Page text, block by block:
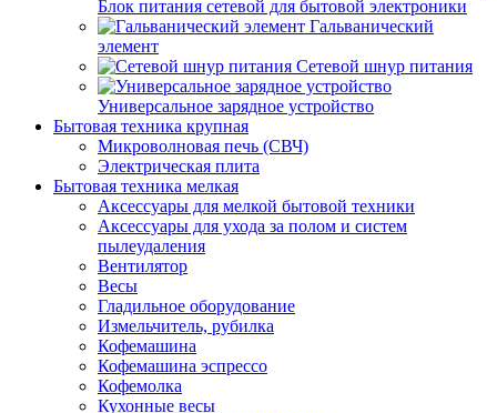
Блок питания сетевой для бытовой электроники
Гальванический
элемент
Сетевой шнур питания
Универсальное зарядное устройство
Бытовая техника крупная
Микроволновая печь (СВЧ)
Электрическая плита
Бытовая техника мелкая
Аксессуары для мелкой бытовой техники
Аксессуары для ухода за полом и систем
пылеудаления
Вентилятор
Весы
Гладильное оборудование
Измельчитель, рубилка
Кофемашина
Кофемашина эспрессо
Кофемолка
Кухонные весы